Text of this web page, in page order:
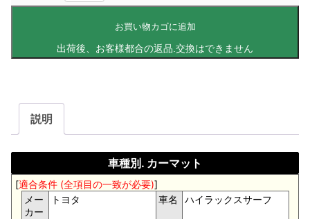
お買い物カゴに追加
説明
車種別. カーマット
[適合条件 (全項目の一致が必要)]
メー
カー
トヨタ 車名 ハイラックスサーフ